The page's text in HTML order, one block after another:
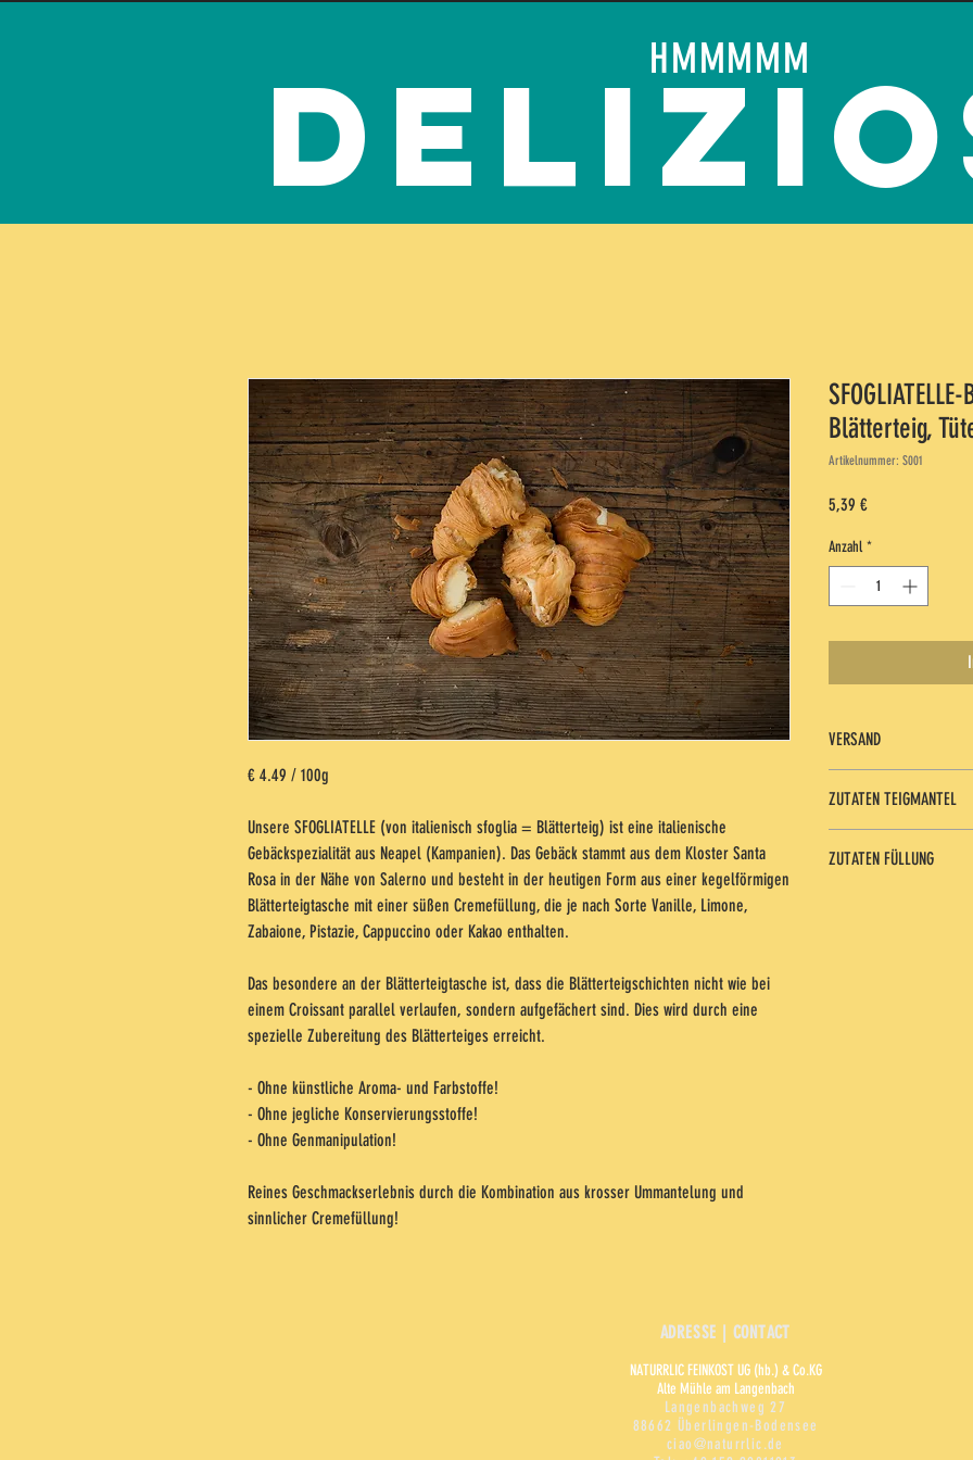
Gluten- und Laktosefreies hochwertiges MANDELGEBÄCK und mediterrane
HOME ÜBER UNS PRODUKTE KONTAKT SHOP
HMMMMM
€ 4.49 / 100g
Unsere SFOGLIATELLE (von italienisch sfoglia = Blätterteig) ist eine italienische
Gebäckspezialität aus Neapel (Kampanien). Das Gebäck stammt aus dem Kloster Santa
Rosa in der Nähe von Salerno und besteht in der heutigen Form aus einer kegelförmigen
Blätterteigtasche mit einer süßen Cremefüllung, die je nach Sorte Vanille, Limone,
Zabaione, Pistazie, Cappuccino oder Kakao enthalten.
Das besondere an der Blätterteigtasche ist, dass die Blätterteigschichten nicht wie bei
einem Croissant parallel verlaufen, sondern aufgefächert sind. Dies wird durch eine
spezielle Zubereitung des Blätterteiges erreicht.
- Ohne künstliche Aroma- und Farbstoffe!
- Ohne jegliche Konservierungsstoffe!
- Ohne Genmanipulation!
Reines Geschmackserlebnis durch die Kombination aus krosser Ummantelung und
sinnlicher Cremefüllung!
Blätterteig,
Artikelnummer: S001
5,39 €Preis
Anzahl *
VERSAND
Klimaneutralen Versand
zum Klimaschutz. So
unserer individuellen
Standardversand
ZUTATEN TEIGMANTEL
Gluten und Laktose!
ZUTATEN FÜLLUNG
ADRESSE | CONTACT
NATURRLIC FEINKOSTUG (hb.) & Co.KG
Alte Mühle am Langenbach
Langenbachweg 27
88662 Überlingen-Bodensee
ciao@naturrlic.de